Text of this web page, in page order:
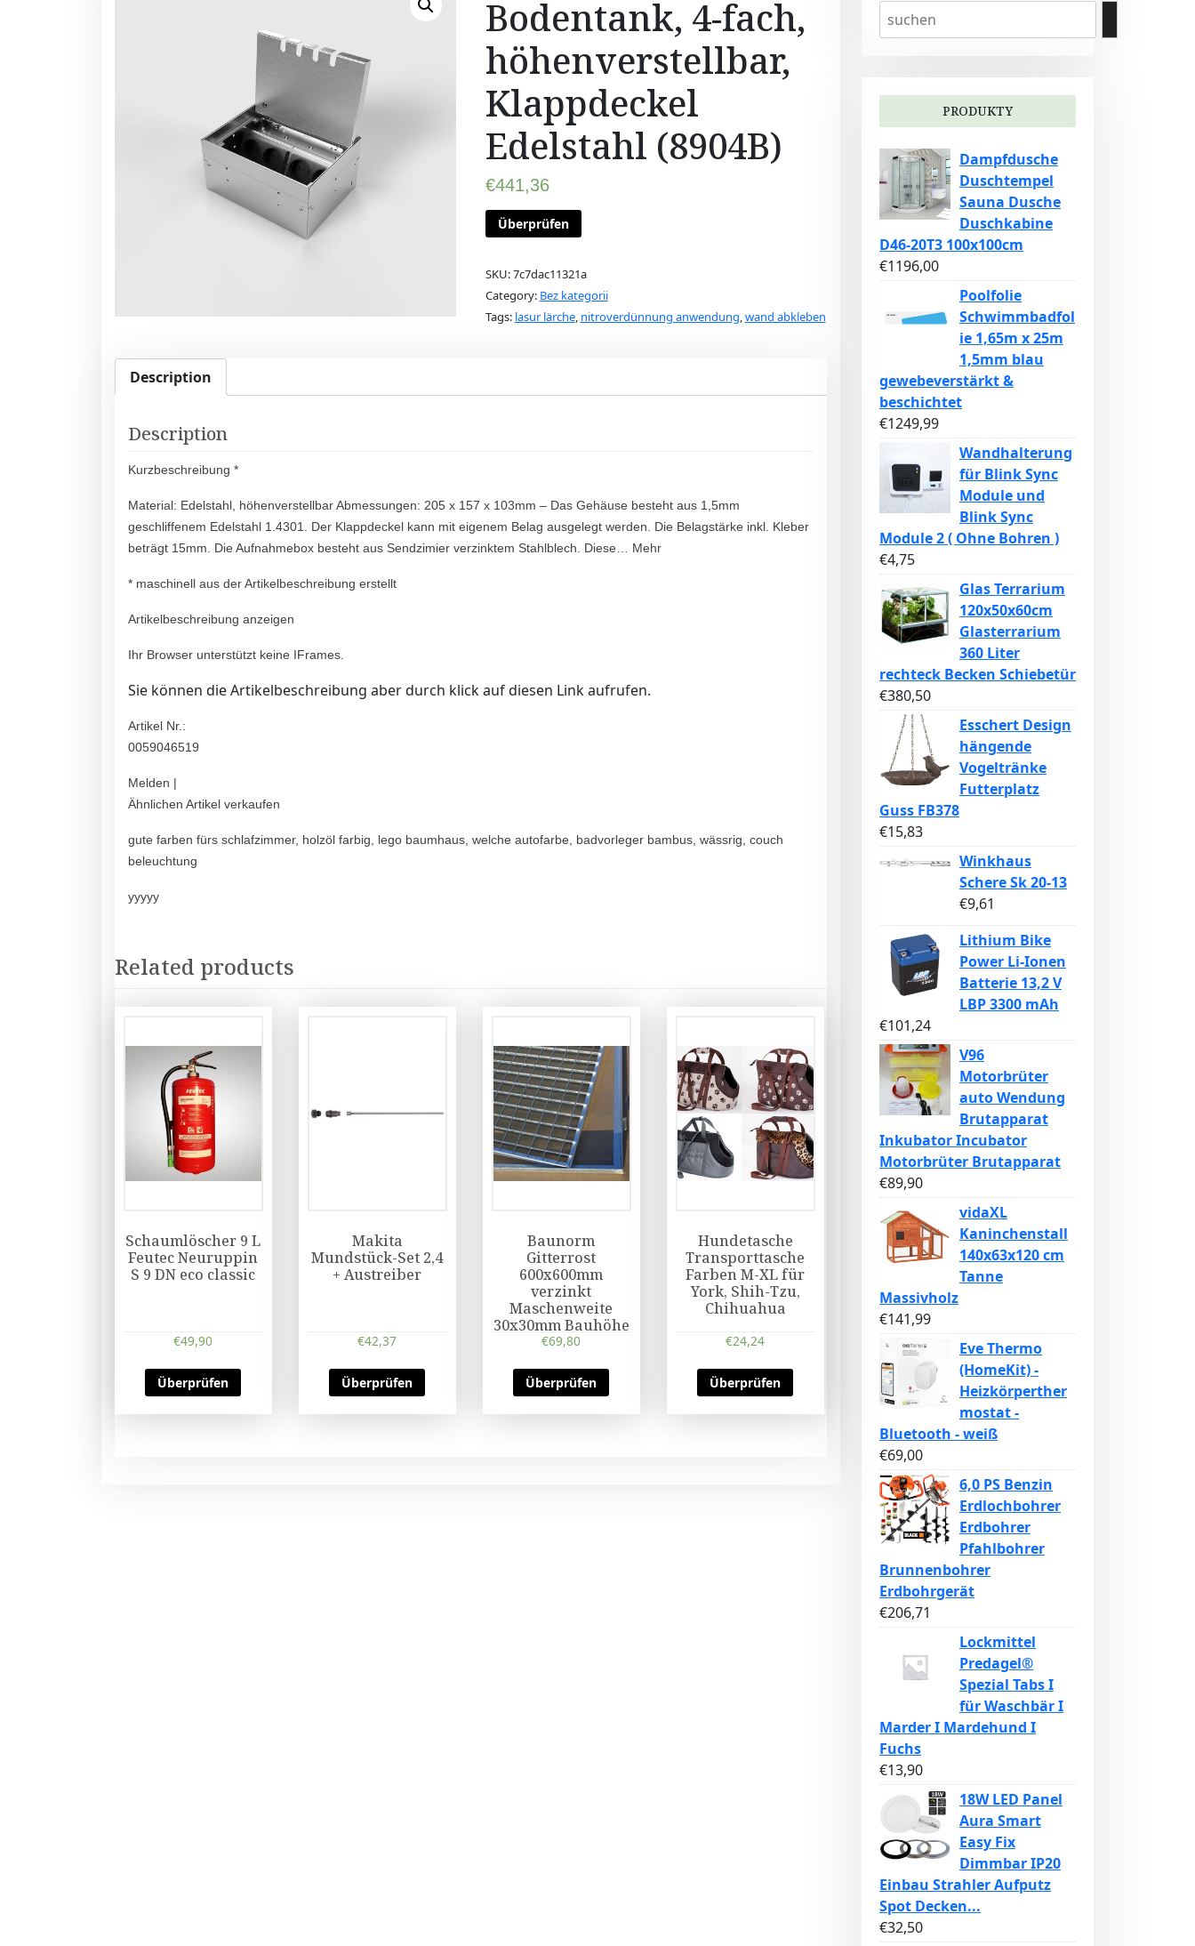
Bodentank, 4-fach,
höhenverstellbar,
Klappdeckel
Edelstahl (8904B)
€441,36
Überprüfen
SKU:7c7dac11321a
Category: Bez kategorii
Tags: lasur lärche, nitroverdünnung anwendung,wand abkleben
Description
Description
Kurzbeschreibung *
Material: Edelstahl, höhenverstellbar Abmessungen: 205 x 157 x 103mm – Das Gehäuse besteht aus 1,5mm
geschliffenem Edelstahl 1.4301. Der Klappdeckel kann mit eigenem Belag ausgelegt werden. Die Belagstärke inkl. Kleber
beträgt 15mm. Die Aufnahmebox besteht aus Sendzimier verzinktem Stahlblech. Diese… Mehr
* maschinell aus der Artikelbeschreibung erstellt
Artikelbeschreibung anzeigen
Ihr Browser unterstützt keine IFrames.
Sie können die Artikelbeschreibung aber durch klick auf diesen Link aufrufen.
Artikel Nr.:
0059046519
Melden |
Ähnlichen Artikel verkaufen
gute farben fürs schlafzimmer, holzöl farbig, lego baumhaus, welche autofarbe, badvorleger bambus, wässrig, couch
beleuchtung
yyyyy
Related products
Schaumlöscher 9 L
Feutec Neuruppin
S 9 DN eco classic
€49,90
Überprüfen
Makita
Mundstück-Set 2,4
+ Austreiber
€42,37
Überprüfen
Baunorm
Gitterrost
600x600mm
verzinkt
Maschenweite
30x30mm Bauhöhe
43mm mit Zarge
€69,80
Überprüfen
Hundetasche
Transporttasche
Farben M-XL für
York, Shih-Tzu,
Chihuahua
€24,24
Überprüfen
PRODUKTY
Dampfdusche
Duschtempel
Sauna Dusche
Duschkabine
D46-20T3 100x100cm
€1196,00
Poolfolie
Schwimmbadfol
ie 1,65m x 25m
1,5mm blau
gewebeverstärkt &
beschichtet
€1249,99
Wandhalterung
für Blink Sync
Module und
Blink Sync
Module 2 ( Ohne Bohren )
€4,75
Glas Terrarium
120x50x60cm
Glasterrarium
360 Liter
rechteck Becken Schiebetür
€380,50
Esschert Design
hängende
Vogeltränke
Futterplatz
Guss FB378
€15,83
Winkhaus
Schere Sk 20-13
€9,61
Lithium Bike
Power Li-Ionen
Batterie 13,2 V
LBP 3300 mAh
€101,24
V96
Motorbrüter
auto Wendung
Brutapparat
Inkubator Incubator
Motorbrüter Brutapparat
€89,90
vidaXL
Kaninchenstall
140x63x120 cm
Tanne
Massivholz
€141,99
Eve Thermo
(HomeKit) -
Heizkörperther
mostat -
Bluetooth - weiß
€69,00
6,0 PS Benzin
Erdlochbohrer
Erdbohrer
Pfahlbohrer
Brunnenbohrer
Erdbohrgerät
€206,71
Lockmittel
Predagel®
Spezial Tabs I
für Waschbär I
Marder I Mardehund I
Fuchs
€13,90
18W LED Panel
Aura Smart
Easy Fix
Dimmbar IP20
Einbau Strahler Aufputz
Spot Decken...
€32,50